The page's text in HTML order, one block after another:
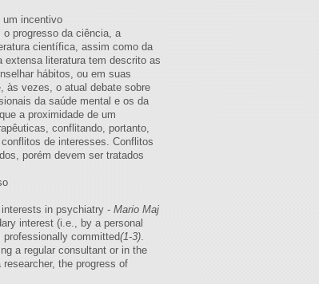
um incentivo
progresso da ciência, a
científica, assim como da
extensa literatura tem descrito as
hábitos, ou em suas
às vezes, o atual debate sobre
da saúde mental e os da
a proximidade de um
conflitando, portanto,
de interesses. Conflitos
porém devem ser tratados
in psychiatry - Mario Maj
interest (i.e., by a personal
committed(1-3).
a regular consultant or in the
the progress of